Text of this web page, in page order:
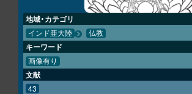
地域・カテゴリ
インド亜大陸 仏教
キーワード
画像有り
文献
43